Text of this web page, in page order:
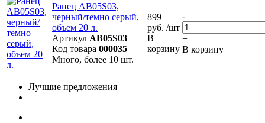
Ранец AB05S03,
черный/темно серый,
объем 20 л.
Артикул AB05S03
Код товара 000035
Много, более 10 шт.
899
руб. /шт
В
корзину
-
+
В корзину
Лучшие предложения